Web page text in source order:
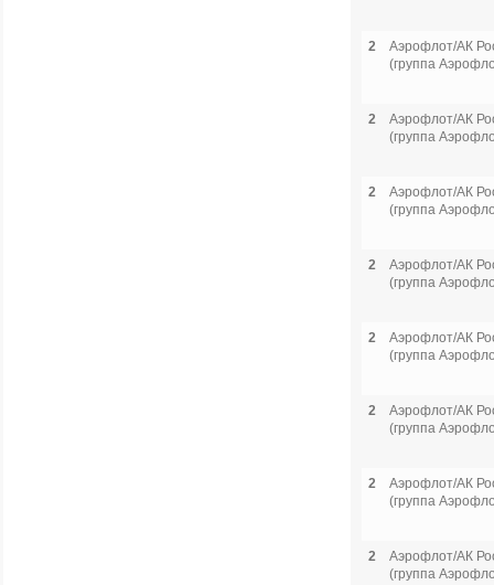
2
Аэрофлот/АК
(группа
2
Аэрофлот/АК
(группа
2
Аэрофлот/АК
(группа
2
Аэрофлот/АК
(группа
2
Аэрофлот/АК
(группа
2
Аэрофлот/АК
(группа
2
Аэрофлот/АК
(группа
2
Аэрофлот/АК
(группа